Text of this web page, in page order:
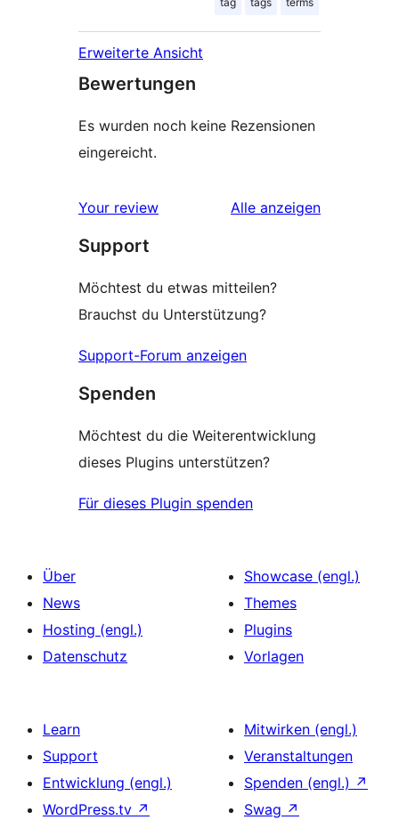
Erweiterte Ansicht
Bewertungen
Es wurden noch keine Rezensionen
eingereicht.
Your review Alle Rezensionen
anzeigen
Support
Möchtest du etwas mitteilen?
Brauchst du Unterstützung?
Support-Forum anzeigen
Spenden
Möchtest du die Weiterentwicklung
dieses Plugins unterstützen?
Für dieses Plugin spenden
Über
News
Hosting (engl.)
Datenschutz
Showcase (engl.)
Themes
Plugins
Vorlagen
Learn
Support
Entwicklung (engl.)
WordPress.tv ↗
Mitwirken (engl.)
Veranstaltungen
Spenden (engl.) ↗
Swag ↗